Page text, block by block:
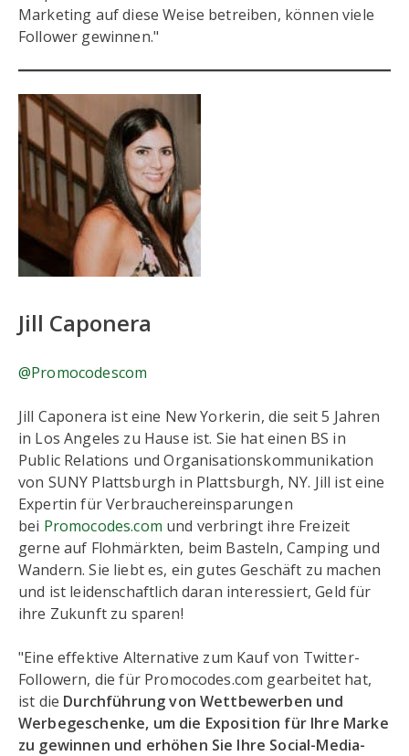
Marketing auf diese Weise betreiben, können viele
Follower gewinnen."
Jill Caponera
@Promocodescom
Jill Caponera ist eine New Yorkerin, die seit 5 Jahren
in Los Angeles zu Hause ist. Sie hat einen BS in
Public Relations und Organisationskommunikation
von SUNY Plattsburgh in Plattsburgh, NY. Jill ist eine
Expertin für Verbrauchereinsparungen
bei Promocodes.com und verbringt ihre Freizeit
gerne auf Flohmärkten, beim Basteln, Camping und
Wandern. Sie liebt es, ein gutes Geschäft zu machen
und ist leidenschaftlich daran interessiert, Geld für
ihre Zukunft zu sparen!
"Eine effektive Alternative zum Kauf von Twitter-
Followern, die für Promocodes.com gearbeitet hat,
ist die Durchführung von Wettbewerben und
Werbegeschenke, um die Exposition für Ihre Marke
zu gewinnen und erhöhen Sie Ihre Social-Media-